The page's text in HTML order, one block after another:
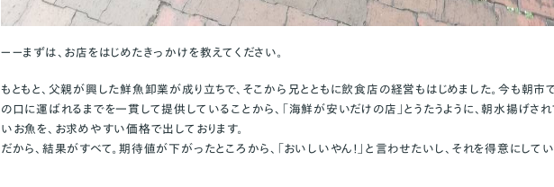
ーーまずは、お店をはじめたきっかけを教えてください。
もともと、父親が興した鮮魚卸業が成り立ちで、そこから兄とともに飲食店の経営もはじめました。今も朝
の口に運ばれるまでを一貫して提供していることから、「海鮮が安いだけの店」とうたうように、朝水揚げさ
いお魚を、お求めやすい価格で出しております。
だから、結果がすべて。期待値が下がったところから、「おいしいやん！」と言わせたいし、それを得意にしてい